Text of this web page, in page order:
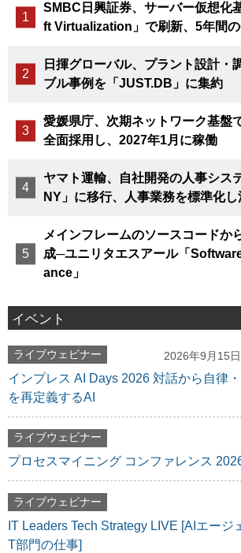
SMBC日興証券、サーバー仮想化
ft Virtualization」で刷新、5年間
日揮グローバル、プラント設計・
ブル事例を「JUST.DB」に集約
愛媛県庁、次期ネットワーク基盤
全面採用し、2027年1月に稼働
ヤマト運輸、自社開発の人事シス
NY」に移行、人事業務を標準化
メインフレームのソースコードか
成─ユニリタエスアール「
ance」
イベント
ライブウェビナー 2026年9月15
インプレス AI Days 2026 対話から自律
を再定義するAI
ライブウェビナー
プロセスマイニング コンファレンス
ライブウェビナー
IT Leaders Tech Strategy LIVE [AIエージ
T部門の仕事]